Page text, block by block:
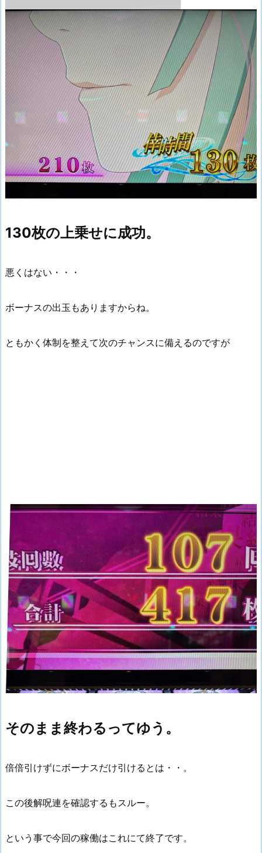
130枚の上乗せに成功。
悪くはない・・・
ボーナスの出玉もありますからね。
ともかく体制を整えて次のチャンスに備えるのですが
そのまま終わるってゆう。
倍倍引けずにボーナスだけ引けるとは・・。
この後解呪連を確認するもスルー。
という事で今回の稼働はこれにて終了です。